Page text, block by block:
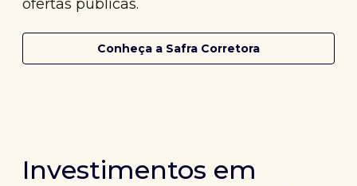
ofertas públicas.
Conheça a Safra Corretora
Investimentos em